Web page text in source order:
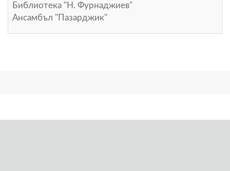
Библиотека "Н. Фурнаджиев"
Ансамбъл "Пазарджик"